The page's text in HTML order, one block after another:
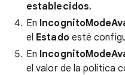
establecidos.
En
el Estado esté
En
el valor de la política